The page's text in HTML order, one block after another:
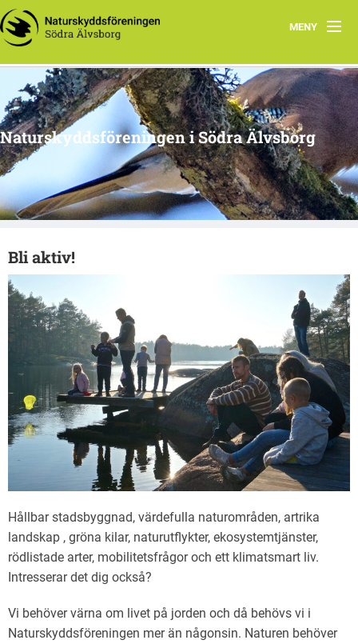
MENY
Hem
Kontakt
Aktiviteter i Södra Älvsborg
Bli aktiv!
Naturskyddsföreningen i Södra Älvsborg
Bli aktiv!
Hållbar stadsbyggnad, värdefulla naturområden, artrika
landskap , gröna kilar, naturutflykter, ekosystemtjänster,
rödlistade arter, mobilitetsfrågor och ett klimatsmart liv.
Intresserar det dig också?
Vi behöver värna om livet på jorden och då behövs vi i
Naturskyddsföreningen mer än någonsin. Naturen behöver